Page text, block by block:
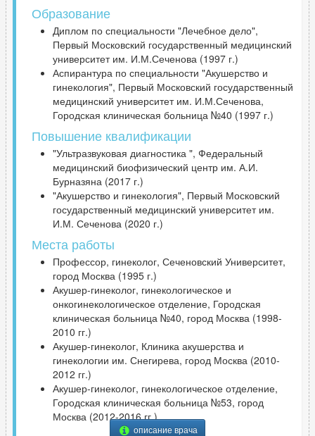
Образование
Диплом по специальности "Лечебное дело",
Первый Московский государственный медицинский
университет им. И.М.Сеченова (1997 г.)
Аспирантура по специальности "Акушерство и
гинекология", Первый Московский государственный
медицинский университет им. И.М.Сеченова,
Городская клиническая больница №40 (1997 г.)
Повышение квалификации
"Ультразвуковая диагностика ", Федеральный
медицинский биофизический центр им. А.И.
Бурназяна (2017 г.)
"Акушерство и гинекология", Первый Московский
государственный медицинский университет им.
И.М. Сеченова (2020 г.)
Места работы
Профессор, гинеколог, Сеченовский Университет,
город Москва (1995 г.)
Акушер-гинеколог, гинекологическое и
онкогинекологическое отделение, Городская
клиническая больница №40, город Москва (1998-
2010 гг.)
Акушер-гинеколог, Клиника акушерства и
гинекологии им. Снегирева, город Москва (2010-
2012 гг.)
Акушер-гинеколог, гинекологическое отделение,
Городская клиническая больница №53, город
Москва (2012-2016 гг.)
описание врача